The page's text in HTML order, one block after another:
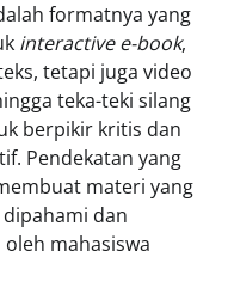
formatnya yang
interactive e-book,
tetapi juga video
teka-teki silang
berpikir kritis dan
Pendekatan yang
materi yang
dan
mahasiswa